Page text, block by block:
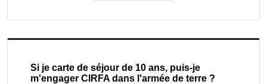
Si je carte de séjour de 10 ans, puis-je
m'engager CIRFA dans l'armée de terre ?